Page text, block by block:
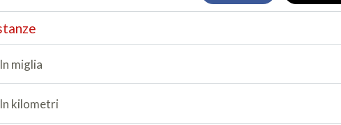
In miglia
In kilometri